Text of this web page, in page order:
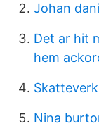
Johan
Det ar hit
hem
Nina